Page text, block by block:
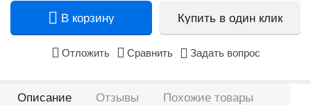
В корзину Купить в один клик
Отложить Сравнить Задать вопрос
Описание Отзывы Похожие товары